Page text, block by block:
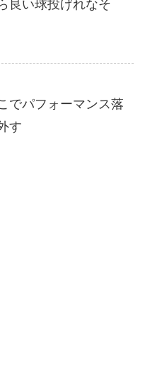
良い球投げれなそ
でパフォーマンス落
す